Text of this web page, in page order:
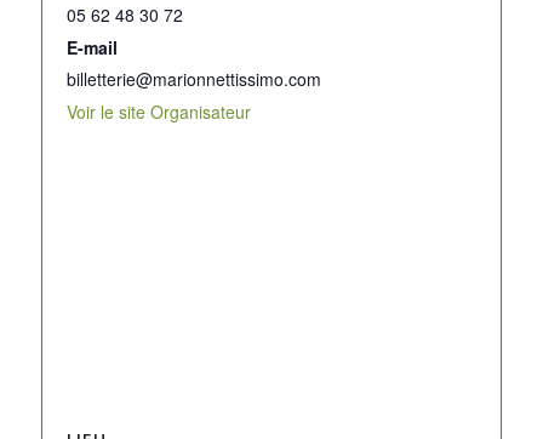
05 62 48 30 72
E-mail
billetterie@marionnettissimo.com
Voir le site Organisateur